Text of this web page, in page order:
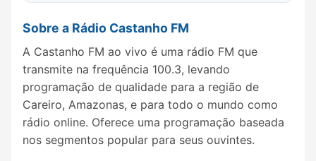
Sobre a Rádio Castanho FM
A Castanho FM ao vivo é uma rádio FM que
transmite na frequência 100.3, levando
programação de qualidade para a região de
Careiro, Amazonas, e para todo o mundo como
rádio online. Oferece uma programação baseada
nos segmentos popular para seus ouvintes.